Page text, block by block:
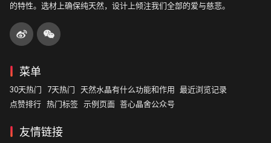
的特性。选材上确保纯天然，设计上倾注我们全部的爱与慈悲。
菜单
30天热门 7天热门 天然水晶有什么功能和作用
最近浏览记录
点赞排行 热门标签 示例页面 菩心晶舍公众号
友情链接